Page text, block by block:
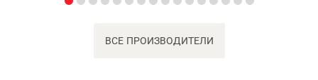
ВСЕ ПРОИЗВОДИТЕЛИ